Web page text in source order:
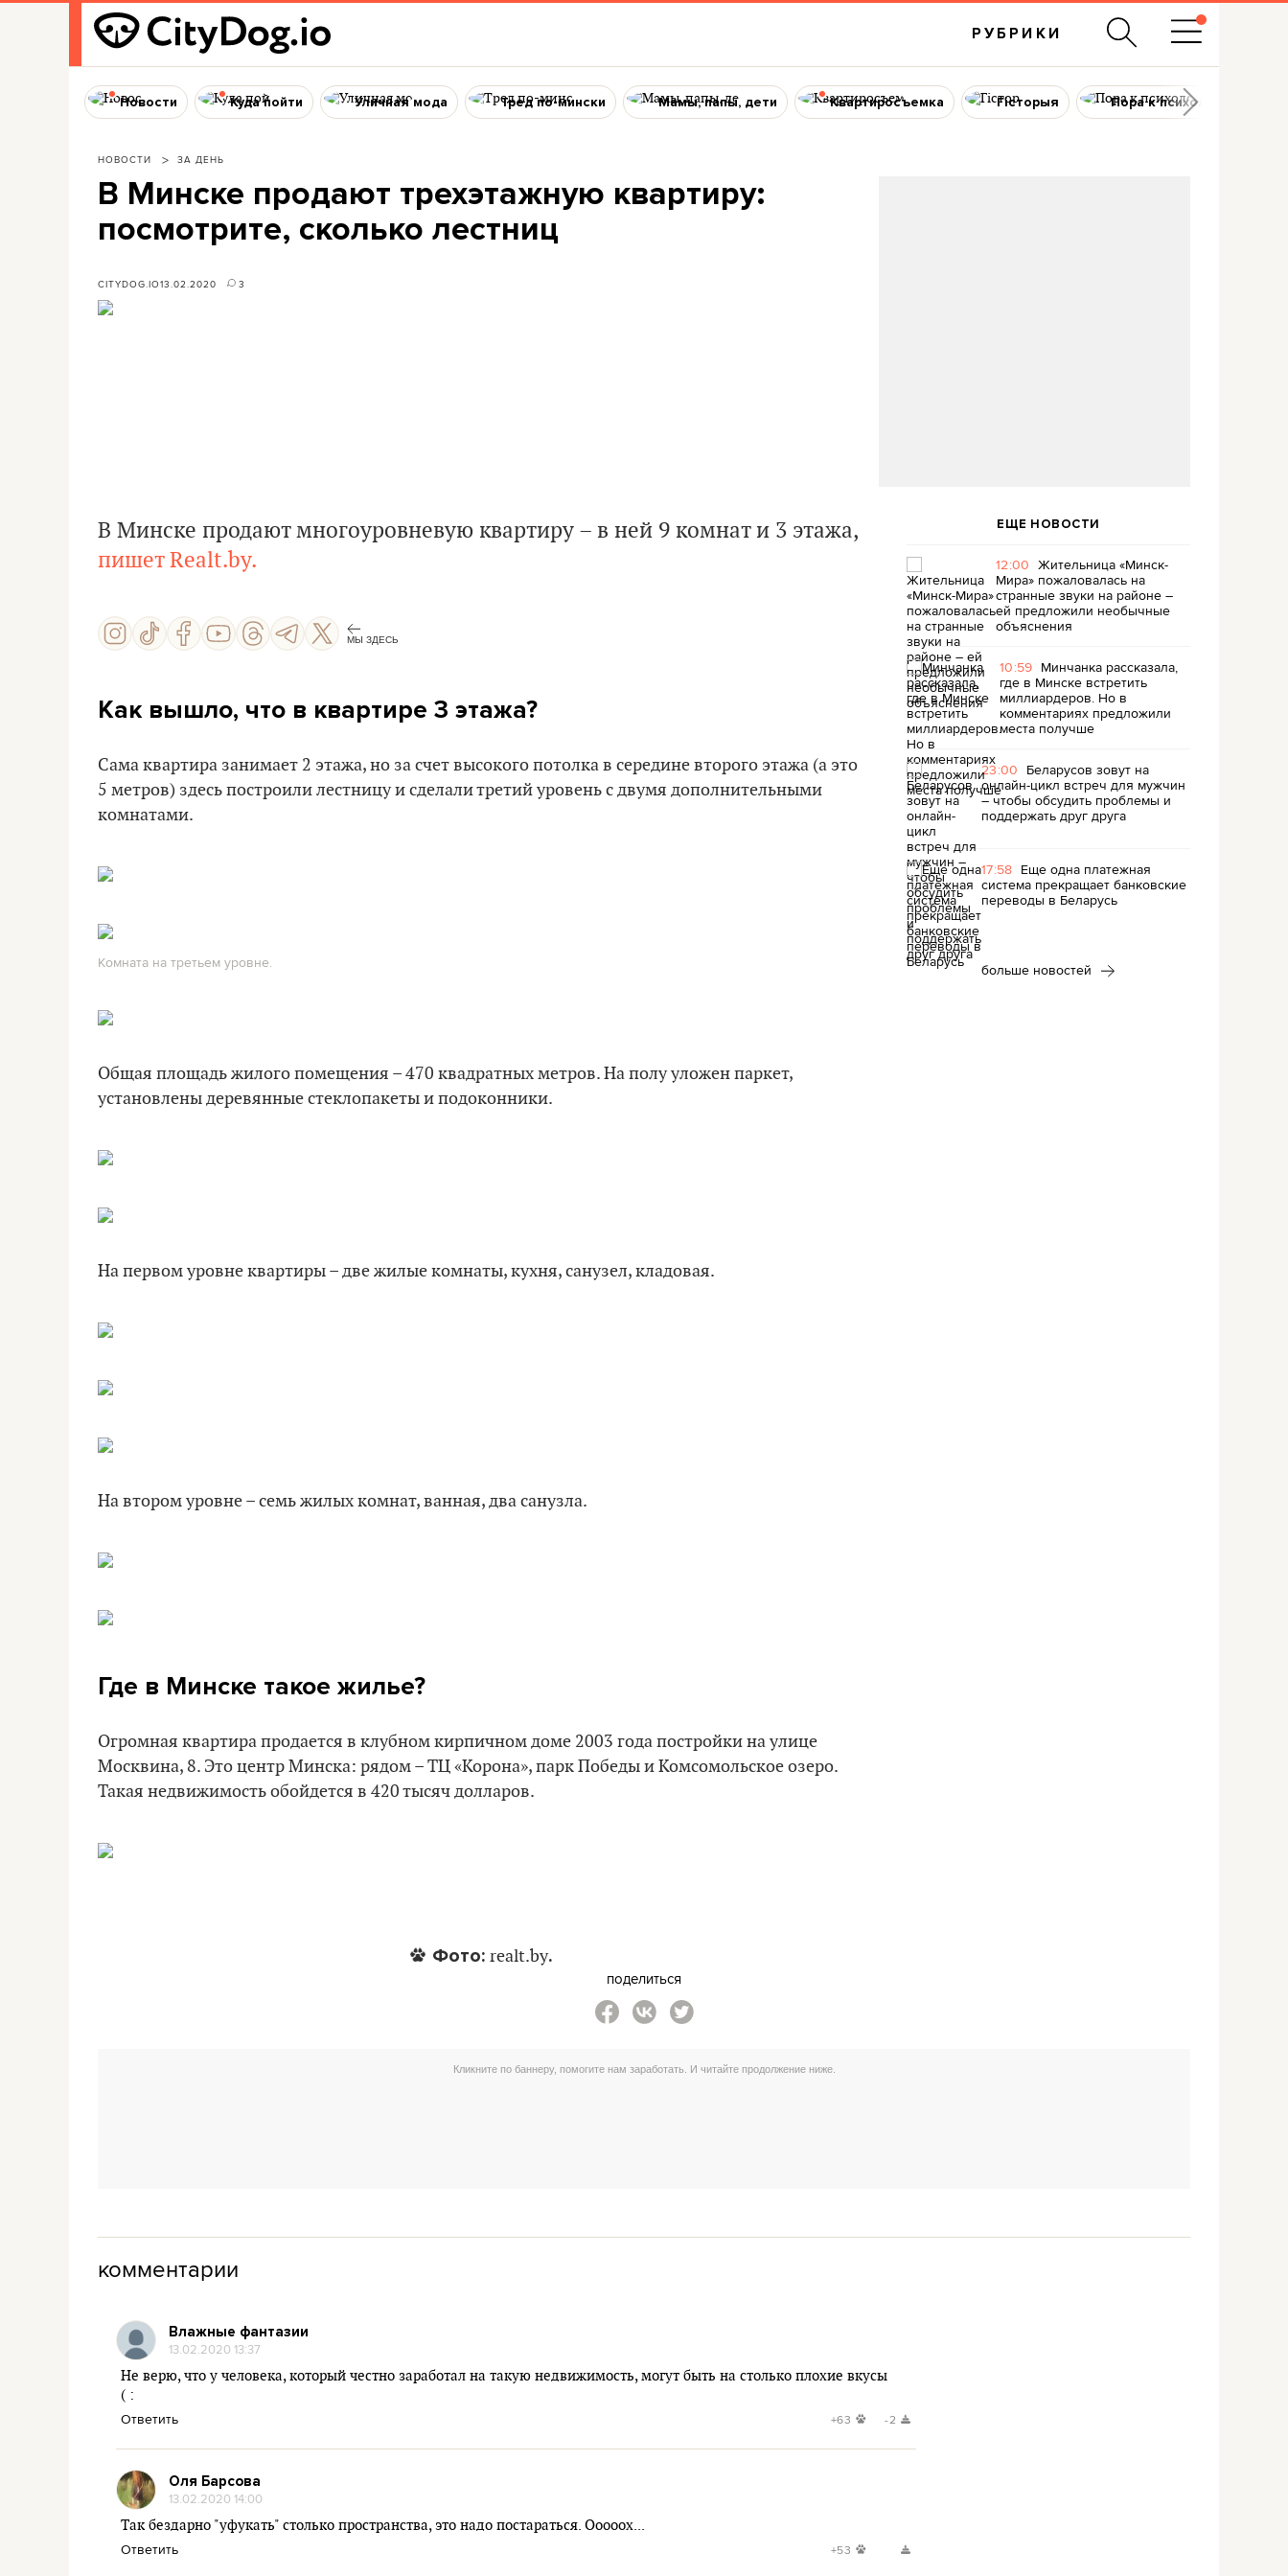
РУБРИКИ
Новости Куда пойти Уличная мода Тред по-мински Мамы, папы, дети Квартиросъемка Гісторыя Пора к психологу
НОВОСТИ ЗА ДЕНЬ
В Минске продают трехэтажную квартиру:
посмотрите, сколько лестниц
CITYDOG.IO13.02.2020 3
В Минске продают многоуровневую квартиру – в ней 9 комнат и 3 этажа,
пишет Realt.by.
МЫ ЗДЕСЬ
Как вышло, что в квартире 3 этажа?
Сама квартира занимает 2 этажа, но за счет высокого потолка в середине второго этажа (а это
5 метров) здесь построили лестницу и сделали третий уровень с двумя дополнительными
комнатами.
Комната на третьем уровне.
Общая площадь жилого помещения – 470 квадратных метров. На полу уложен паркет,
установлены деревянные стеклопакеты и подоконники.
На первом уровне квартиры – две жилые комнаты, кухня, санузел, кладовая.
На втором уровне – семь жилых комнат, ванная, два санузла.
Где в Минске такое жилье?
Огромная квартира продается в клубном кирпичном доме 2003 года постройки на улице
Москвина, 8. Это центр Минска: рядом – ТЦ «Корона», парк Победы и Комсомольское озеро.
Такая недвижимость обойдется в 420 тысяч долларов.
Фото: realt.by.
ЕЩЕ НОВОСТИ
12:00 Жительница «Минск-
Мира» пожаловалась на
странные звуки на районе –
ей предложили необычные
объяснения
10:59 Минчанка рассказала,
где в Минске встретить
миллиардеров. Но в
комментариях предложили
места получше
23:00 Беларусов зовут на
онлайн-цикл встреч для мужчин
– чтобы обсудить проблемы и
поддержать друг друга
17:58 Еще одна платежная
система прекращает банковские
переводы в Беларусь
больше новостей
поделиться
комментарии
Влажные фантазии
13.02.2020 13:37
Не верю, что у человека, который честно заработал на такую недвижимость, могут быть на столько плохие вкусы
( :
Ответить +63 -2
Оля Барсова
13.02.2020 14:00
Так бездарно "уфукать" столько пространства, это надо постараться. Ооооох...
Ответить +53